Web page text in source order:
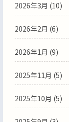
2026年3月 (10)
2026年2月 (6)
2026年1月 (9)
2025年11月 (5)
2025年10月 (5)